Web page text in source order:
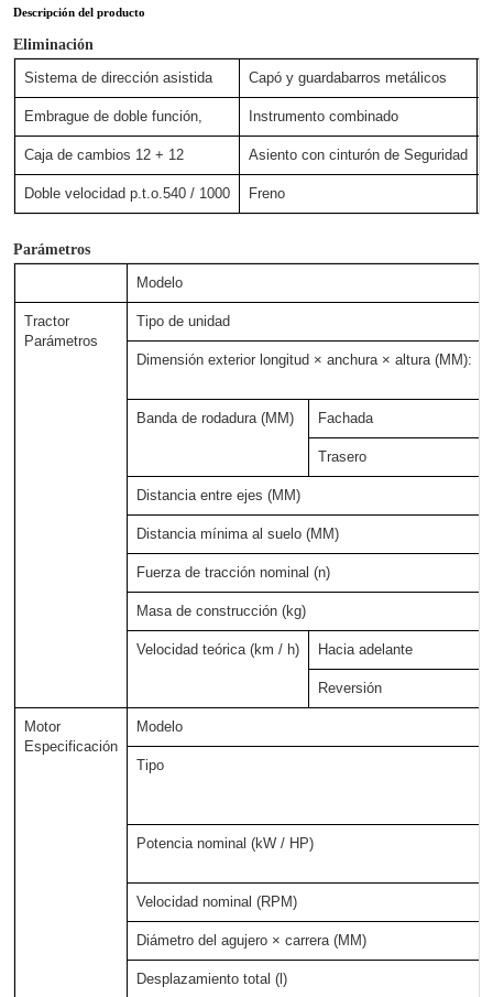
Descripción del producto
Eliminación
Sistema de dirección asistida Capó y guardabarros metálicos
Embrague de doble función, Instrumento combinado
Caja de cambios 12 + 12 Asiento con cinturón de Seguridad
Doble velocidad p.t.o.540 / 1000 Freno
Parámetros
Modelo
Tractor
Parámetros
Tipo de unidad
Dimensión exterior longitud × anchura × altura (MM):
Banda de rodadura (MM) Fachada
Trasero
Distancia entre ejes (MM)
Distancia mínima al suelo (MM)
Fuerza de tracción nominal (n)
Masa de construcción (kg)
Velocidad teórica (km / h) Hacia adelante
Reversión
Motor
Especificación
Modelo
Tipo
Potencia nominal (kW / HP)
Velocidad nominal (RPM)
Diámetro del agujero × carrera (MM)
Desplazamiento total (l)